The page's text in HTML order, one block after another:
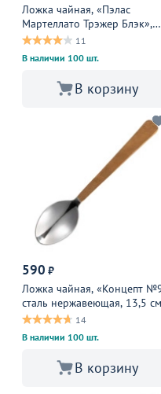
Ложка чайная, «Пэлас
Мартеллато Трэжер Блэк»,
сталь нержавеющая, черный
11
В наличии 100 шт.
В корзину
590 ₽
Ложка чайная, «Концепт
сталь нержавеющая, 13,5
золотой, металлический
14
В наличии 100 шт.
В корзину